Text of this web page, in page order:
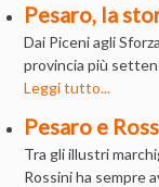
Pesaro, la
Dai Piceni agli
provincia più
Leggi tutto...
Pesaro e
Tra gli illustri
Rossini ha sempre